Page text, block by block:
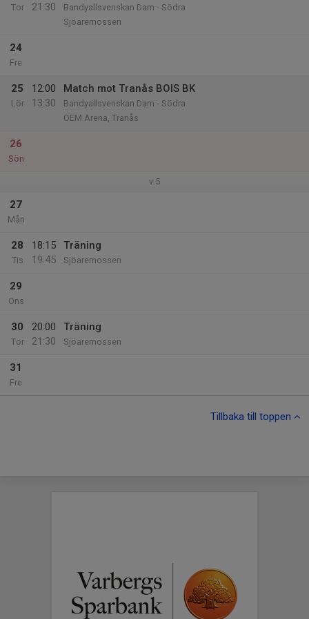
Tor 21:30
Bandyallsvenskan Dam - Södra
Sjöaremossen
24
Fre
25
Lör
12:00
13:30
Match mot Tranås BOIS BK
Bandyallsvenskan Dam - Södra
OEM Arena, Tranås
26
Sön
v.5
27
Mån
28
Tis
18:15
19:45
Träning
Sjöaremossen
29
Ons
30
Tor
20:00
21:30
Träning
Sjöaremossen
31
Fre
Tillbaka till toppen